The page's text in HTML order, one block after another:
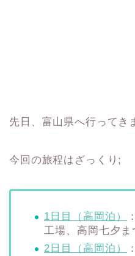
先日、富山県へ行ってき
今回の旅程はざっくり;
1日目（高岡泊）
工場、高岡七夕ま
2日目（高岡泊）